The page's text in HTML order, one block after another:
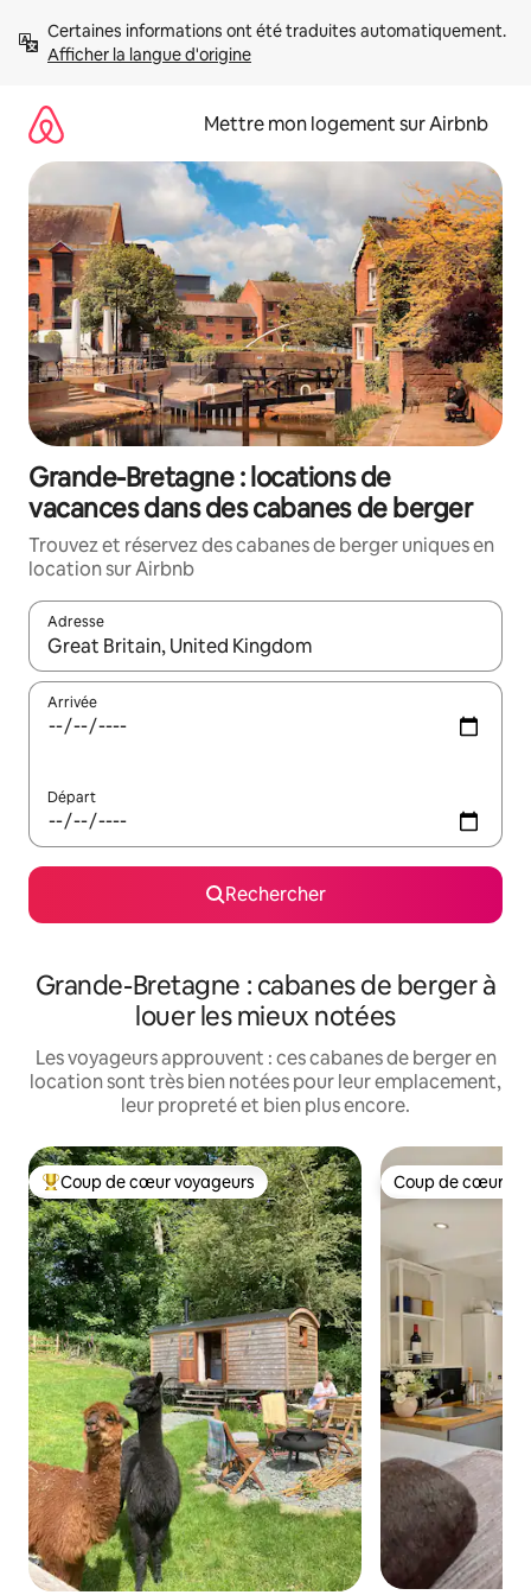
directement
Afficher la langue d'origine
Mettre mon logement sur Airbnb
Grande-Bretagne : locations de
vacances dans des cabanes de berger
Trouvez et réservez des cabanes de berger uniques en
location sur Airbnb
Adresse
Lorsque les résultats s'affichent, utilisez les flèches vers le
Arrivée
Départ
Rechercher
Grande-Bretagne : cabanes de berger à
louer les mieux notées
Les voyageurs approuvent : ces cabanes de berger en
location sont très bien notées pour leur emplacement,
leur propreté et bien plus encore.
Coups de cœur voyageurs les plus appréciés
Coup de cœur voyageurs Coup de cœur
Coup de cœur